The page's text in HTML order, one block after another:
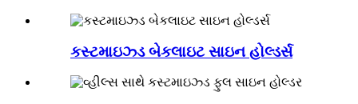
કસ્ટમાઇઝ્ડ બેકલાઇટ સાઇન હોલ્ડર્સ